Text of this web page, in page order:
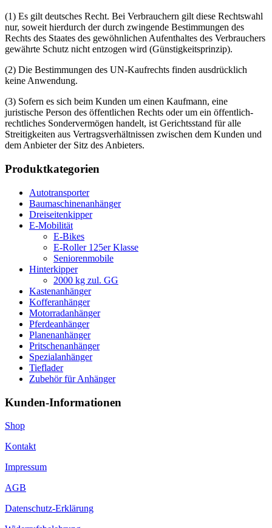
(1) Es gilt deutsches Recht. Bei Verbrauchern gilt diese Rechtswahl
nur, soweit hierdurch der durch zwingende Bestimmungen des
Rechts des Staates des gewöhnlichen Aufenthaltes des Verbrauchers
gewährte Schutz nicht entzogen wird (Günstigkeitsprinzip).
(2) Die Bestimmungen des UN-Kaufrechts finden ausdrücklich
keine Anwendung.
(3) Sofern es sich beim Kunden um einen Kaufmann, eine
juristische Person des öffentlichen Rechts oder um ein öffentlich-
rechtliches Sondervermögen handelt, ist Gerichtsstand für alle
Streitigkeiten aus Vertragsverhältnissen zwischen dem Kunden und
dem Anbieter der Sitz des Anbieters.
Produktkategorien
Autotransporter
Baumaschinenanhänger
Dreiseitenkipper
E-Mobilität
E-Bikes
E-Roller 125er Klasse
Seniorenmobile
Hinterkipper
2000 kg zul. GG
Kastenanhänger
Kofferanhänger
Motorradanhänger
Pferdeanhänger
Planenanhänger
Pritschenanhänger
Spezialanhänger
Tieflader
Zubehör für Anhänger
Kunden-Informationen
Shop
Kontakt
Impressum
AGB
Datenschutz-Erklärung